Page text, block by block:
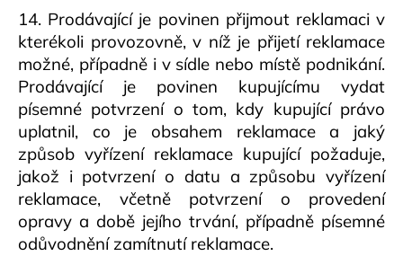
14. Prodávající je povinen přijmout reklamaci v
kterékoli provozovně, v níž je přijetí reklamace
možné, případně i v sídle nebo místě podnikání.
Prodávající je povinen kupujícímu vydat
písemné potvrzení o tom, kdy kupující právo
uplatnil, co je obsahem reklamace a jaký
způsob vyřízení reklamace kupující požaduje,
jakož i potvrzení o datu a způsobu vyřízení
reklamace, včetně potvrzení o provedení
opravy a době jejího trvání, případně písemné
odůvodnění zamítnutí reklamace.